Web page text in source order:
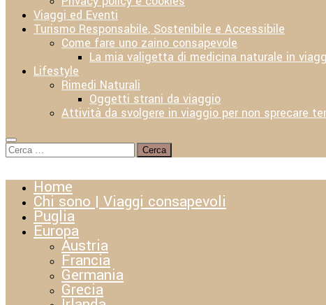
Viaggi ed Eventi
Turismo Responsabile, Sostenibile e Accessibile
Come fare uno zaino consapevole
La mia valigetta di medicina naturale in
Lifestyle
Rimedi Naturali
Oggetti strani da viaggio
Attività da svolgere in viaggio per non sprecare
Ricerca
per:
Home
Chi sono | Viaggi consapevoli
Puglia
Europa
Austria
Francia
Germania
Grecia